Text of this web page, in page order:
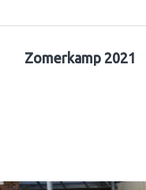
Zomerkamp 2021